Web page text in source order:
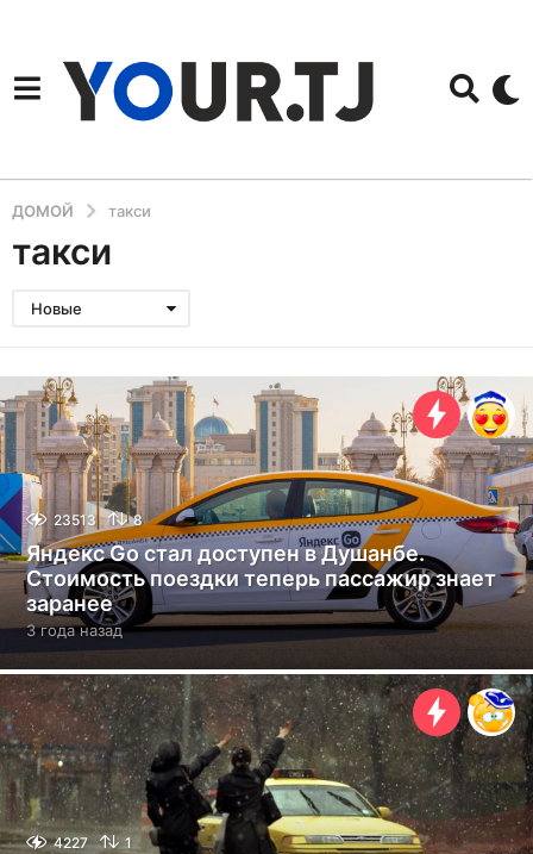
ДОМОЙ такси
такси
Новые
23513 8
Яндекс Go стал доступен в Душанбе.
Стоимость поездки теперь пассажир знает
заранее
3 года назад3
г
о
д
а
н
а
з
а
д
4227 1